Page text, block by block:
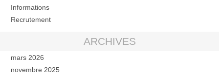
Informations
Recrutement
ARCHIVES
mars 2026
novembre 2025